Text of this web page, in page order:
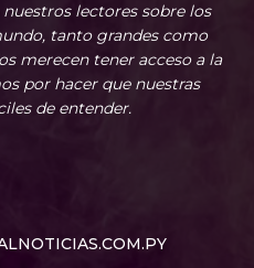
lectores sobre los
tanto grandes como
merecen tener acceso a la
por hacer que nuestras
de entender.